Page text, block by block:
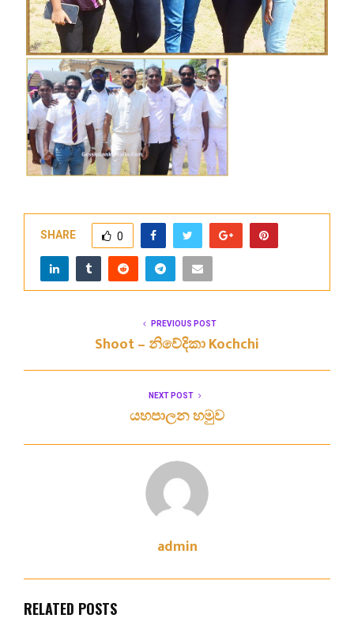
SHARE 0
PREVIOUS POST
Shoot – නිවේදිකා Kochchi
NEXT POST
යහපාලන හමුව
admin
RELATED POSTS